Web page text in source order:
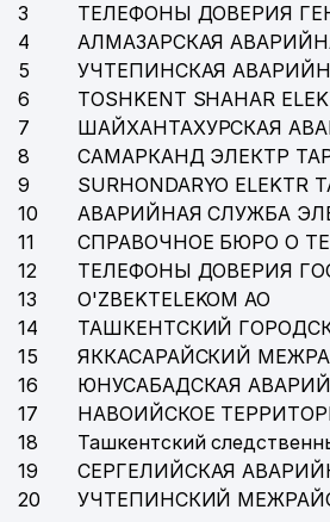
MAGIC CINEMA STUDIO ООО
DREAM DIZAYN GROUP ООО
GARANT TRAVEL ООО
PREMIUM COFFEE
KATTA TANAFFUS
BORDUR
3
ТЕЛЕФОНЫ ДОВЕРИЯ
4
АЛМАЗАРСКАЯ
5
УЧТЕПИНСКАЯ
6
TOSHKENT SHAHAR
7
ШАЙХАНТАХУРСКАЯ
8
САМАРКАНД ЭЛЕКТР
9
SURHONDARYO ELEKTR
10
АВАРИЙНАЯ СЛУЖБА
11
СПРАВОЧНОЕ БЮРО О
12
ТЕЛЕФОНЫ ДОВЕРИЯ
13
O'ZBEKTELEKOM АО
14
ТАШКЕНТСКИЙ
15
ЯККАСАРАЙСКИЙ
16
ЮНУСАБАДСКАЯ
17
НАВОИЙСКОЕ
18
Ташкентский
19
СЕРГЕЛИЙСКАЯ
20
УЧТЕПИНСКИЙ